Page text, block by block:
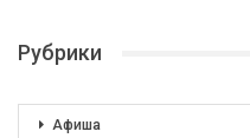
Рубрики
Афиша